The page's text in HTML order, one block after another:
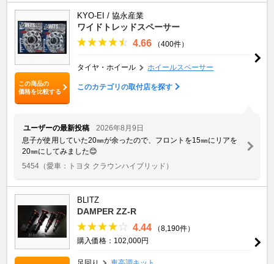
この商品の
価格を比較する
KYO-EI / 協永産業
ワイドトレッドスペーサー
4.66 （400件）
タイヤ・ホイール ホイールスペーサー
このカテゴリの取付店を探す
ユーザーの最新投稿
2026年8月9日
息子が使用していた20㎜が余ったので、フロントを15㎜にリアを
20㎜にしてみました😊
5454 （愛車：トヨタ クラウンハイブリッド）
BLITZ
DAMPER ZZ-R
4.44
（8,190件）
購入価格：102,000円